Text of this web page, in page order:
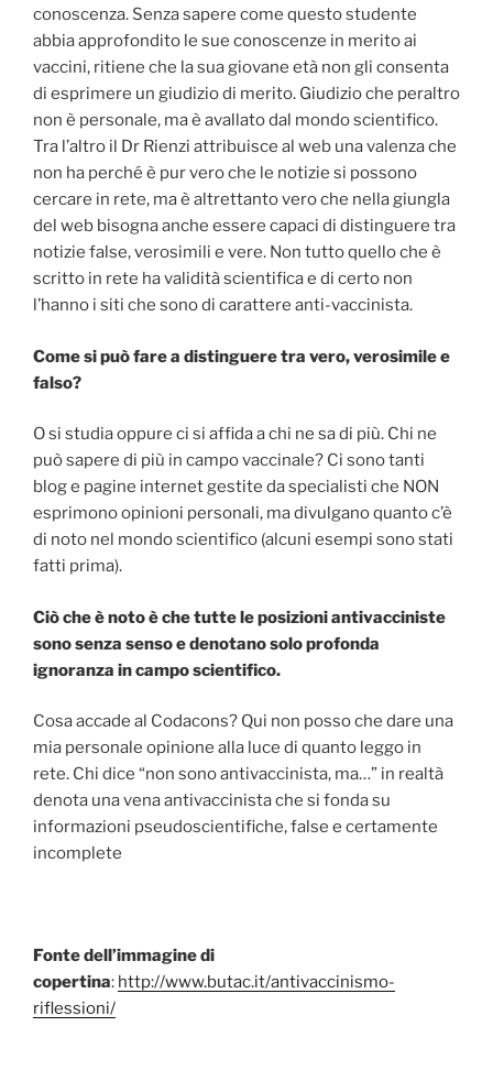
conoscenza. Senza sapere come questo studente
abbia approfondito le sue conoscenze in merito ai
vaccini, ritiene che la sua giovane età non gli consenta
di esprimere un giudizio di merito. Giudizio che peraltro
non è personale, ma è avallato dal mondo scientifico.
Tra l’altro il Dr Rienzi attribuisce al web una valenza che
non ha perché è pur vero che le notizie si possono
cercare in rete, ma è altrettanto vero che nella giungla
del web bisogna anche essere capaci di distinguere tra
notizie false, verosimili e vere. Non tutto quello che è
scritto in rete ha validità scientifica e di certo non
l’hanno i siti che sono di carattere anti-vaccinista.
Come si può fare a distinguere tra vero, verosimile e
falso?
O si studia oppure ci si affida a chi ne sa di più. Chi ne
può sapere di più in campo vaccinale? Ci sono tanti
blog e pagine internet gestite da specialisti che NON
esprimono opinioni personali, ma divulgano quanto c’è
di noto nel mondo scientifico (alcuni esempi sono stati
fatti prima).
Ciò che è noto è che tutte le posizioni antivacciniste
sono senza senso e denotano solo profonda
ignoranza in campo scientifico.
Cosa accade al Codacons? Qui non posso che dare una
mia personale opinione alla luce di quanto leggo in
rete. Chi dice “non sono antivaccinista, ma…” in realtà
denota una vena antivaccinista che si fonda su
informazioni pseudoscientifiche, false e certamente
incomplete
Fonte dell’immagine di
copertina: http://www.butac.it/antivaccinismo-
riflessioni/